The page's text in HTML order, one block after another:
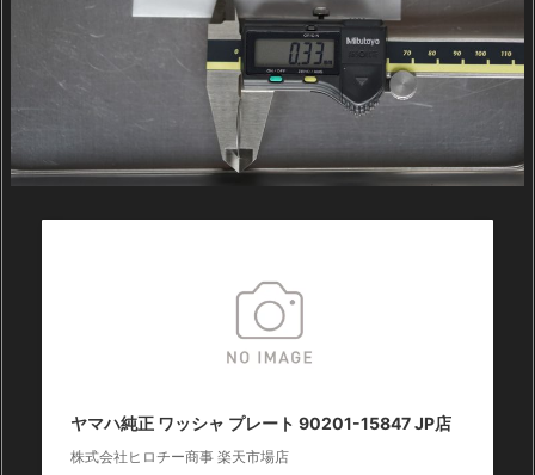
ヤマハ純正 ワッシャ プレート 90201-15847 JP店
株式会社ヒロチー商事 楽天市場店